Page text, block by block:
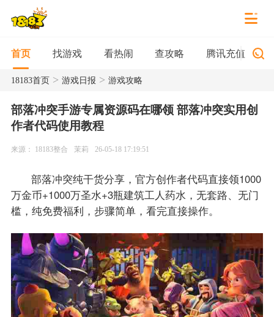
首页 找游戏 看热闹 查攻略 腾讯充值
18183首页> 游戏日报 > 游戏攻略
部落冲突手游专属资源码在哪领 部落冲突实用创
作者代码使用教程
来源： 18183整合 茉莉 26-05-18 17:19:51
部落冲突纯干货分享，官方创作者代码直接领1000
万金币+1000万圣水+3瓶建筑工人药水，无套路、无门
槛，纯免费福利，步骤简单，看完直接操作。